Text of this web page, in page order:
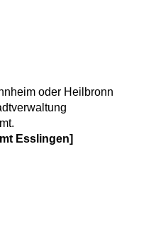
oder Heilbronn
Esslingen]